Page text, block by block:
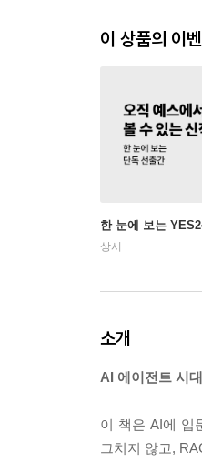
이 상품의 이
한 눈에 보는
상시
소개
AI 에이전트 시
이 책은 AI에 입
그치지 않고,